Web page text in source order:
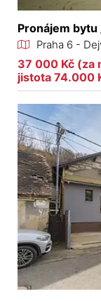
Pronájem
Praha 6 -
37 000 Kč (za
jistota 74.000